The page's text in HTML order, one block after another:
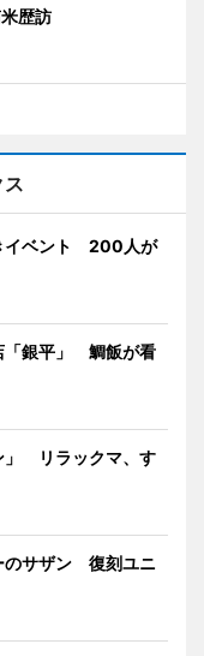
歴訪
イベント 200人が
「銀平」 鯛飯が看
」 リラックマ、す
のサザン 復刻ユニ